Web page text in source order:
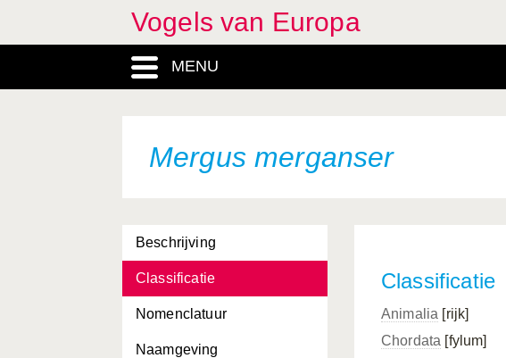
Vogels van Europa
MENU
Mergus merganser
Beschrijving
Classificatie
Nomenclatuur
Naamgeving
Classificatie
Animalia [rijk]
Chordata [fylum]